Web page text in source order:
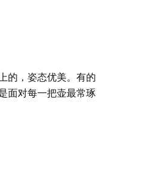
的，姿态优美。有的
面对每一把壶最常琢